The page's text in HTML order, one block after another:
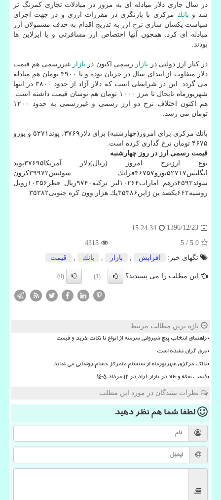
در سال جاری دلار مبادله ای به مرور در مبادلات تجاری كمرنگ تر
شد و بانك مركزی با بازنگری در مقررات ارزی و در جهت اجرای
سیاست یكسان سازی نرخ ارز به تدریج اقدام به حذف مشمولان ارز
مبادله ای كرد. همچون آنها اختصاص ارز مسافرتی و یا ایرلاین ها
بودند.
در كنار ارز دولتی در بازار رسمی اكنون در بازار غیررسمی هم قیمت
دلار متفاوت از ابتدای سال در جریان بوده و تا ۴۹۰۰ تومان هم مبادله
می گردد. این در شرایطی است كه دلار آزاد از حدود ۳۸۰۰ در انتها
شهریورماه تابحال تا مرز ۱۰۰۰ تومان هم نوسان قیمت داشته است.
هم اكنون اختلاف نرخ دو ارز رسمی و غیررسمی به حدود ۱۲۰۰
تومان می رسد.
بانك مركزی برای امروز(چهارشنبه) برای دلار۳۷۶۹، پوند۵۲۷۱ و یورو
۴۶۷۵ تومان نرخ گذاری كرده است.
قیمت رسمی ارز در روز چهارشنبه
نوع ارزنرخ امروز (ریال)دلار آمریكا۳۷۶۹۵پوند
انگلیس۵۲۷۱۷یورو۴۶۷۵۷فرانك سوئیس۳۹۹۷۲كرون
سوئد۴۵۹۳درهم امارات۱۰۲۶۴لیر تركیه۹۷۴۰ریال قطر۱۰۳۵۶روبل
روسیه۶۶۲یكصد ین ژاپن۳۵۳۸۶یك هزار وون كره جنوبی۳۵۳۸۲
1396/12/23
15:24:34
5.0
/
5
4315
تگهای خبر:
افزایش بازار بانك قیمت
این مطلب را می پسندید؟ (1)
(0)
تازه ترین مطالب مرتبط
راهنمای انتخاب پیچ شیروانی سرمته از انواع تا نکات خرید و قیمت
برق گران نشده است
بانک مرکزی شهریورماه از سیستم متمرکز حسام رونمایی می نماید
قیمت سکه و طلا در بازار آزاد در ۱۲ مرداد ۱۴۰۵
نظرات بینندگان در مورد این مطلب
لطفا شما همنظر دهید